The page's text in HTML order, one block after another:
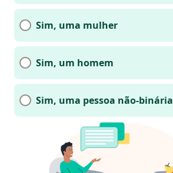
Sim, uma mulher
Sim, um homem
Sim, uma pessoa não-binária